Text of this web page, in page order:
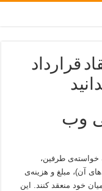
قرارداد
وب
طرفین،
آن)، مبلغ و هزینه‌ی
خود منعقد کنند. این